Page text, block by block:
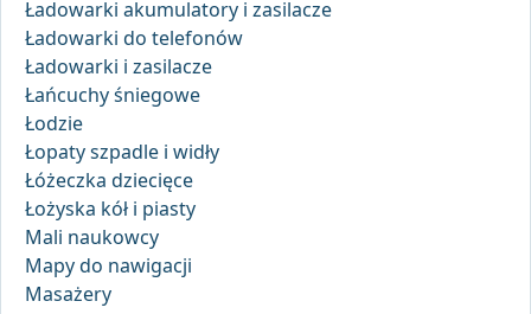
Ładowarki akumulatory i zasilacze
Ładowarki do telefonów
Ładowarki i zasilacze
Łańcuchy śniegowe
Łodzie
Łopaty szpadle i widły
Łóżeczka dziecięce
Łożyska kół i piasty
Mali naukowcy
Mapy do nawigacji
Masażery